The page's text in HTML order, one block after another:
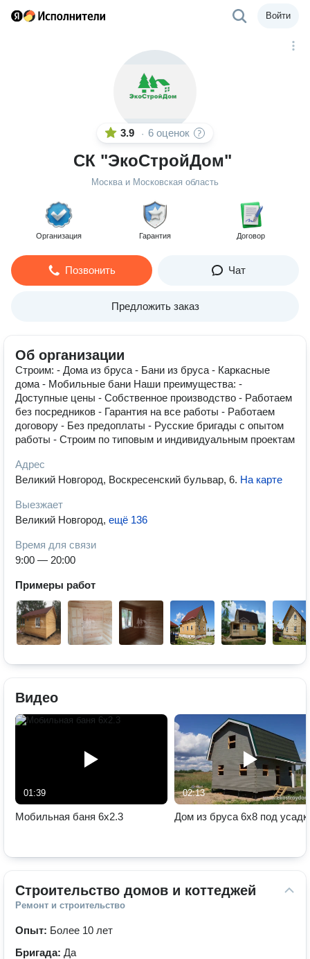
Войти
3.9 · 6 оценок
СК "ЭкоСтройДом"
Москва и Московская область
Организация Гарантия Договор
Позвонить Чат
Предложить заказ
Об организации
Строим: - Дома из бруса - Бани из бруса - Каркасные
дома - Мобильные бани Наши преимущества: -
Доступные цены - Собственное производство - Работаем
без посредников - Гарантия на все работы - Работаем
договору - Без предоплаты - Русские бригады с опытом
работы - Строим по типовым и индивидуальным проектам
Адрес
Великий Новгород, Воскресенский бульвар, 6. На карте
Выезжает
Великий Новгород, ещё 136
Время для связи
9:00 — 20:00
Примеры работ
Видео
01:39
Мобильная баня 6х2.3
02:13
Дом из бруса 6х8 под
Строительство домов и коттеджей
Ремонт и строительство
Опыт: Более 10 лет
Бригада: Да